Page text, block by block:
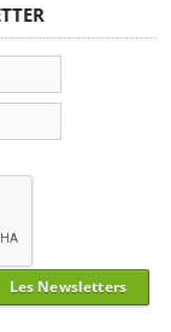
Les Newsletters